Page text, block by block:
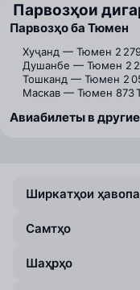
Парвозҳои
Парвозҳо ба Тюмен
Хуҷанд — Тюмен 2
Душанбе — Тюмен 2
Тошканд — Тюмен 2
Маскав — Тюмен 873
Авиабилеты в
Ширкатҳои
Самтҳо
Шаҳрҳо